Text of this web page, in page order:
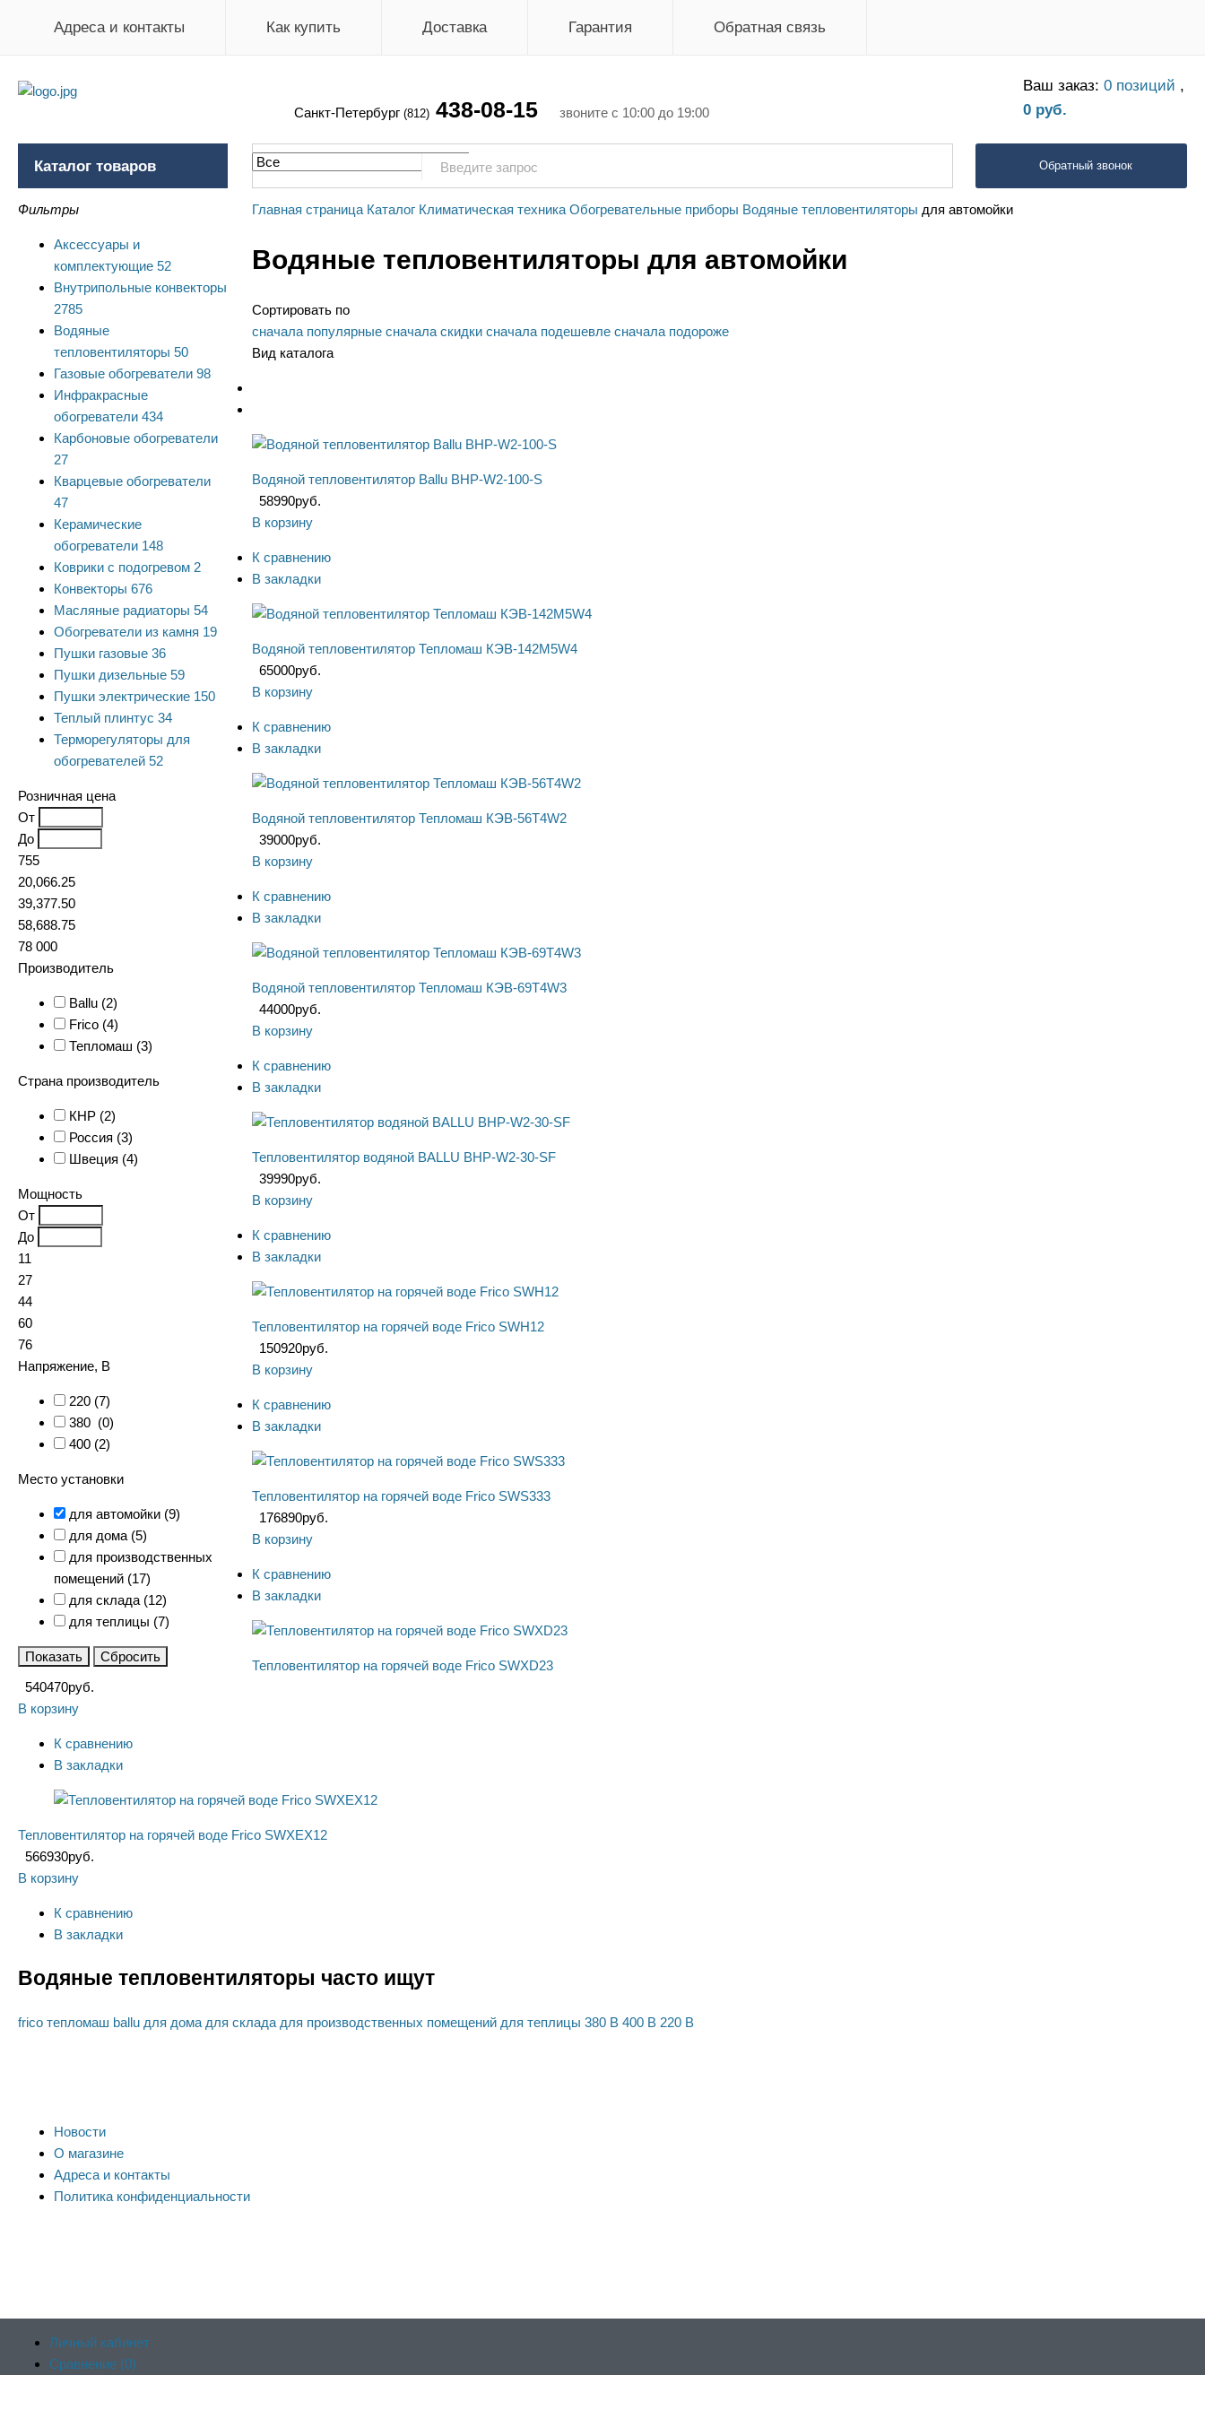
Адреса и контакты Как купить Доставка Гарантия Обратная связь
Санкт-Петербург (812) 438-08-15 звоните с 10:00 до 19:00
Ваш заказ: 0 позиций ,
0 руб.
Каталог товаров Обратный звонок
Фильтры
Аксессуары и
комплектующие 52
Внутрипольные конвекторы
2785
Водяные
тепловентиляторы 50
Газовые обогреватели 98
Инфракрасные
обогреватели 434
Карбоновые обогреватели
27
Кварцевые обогреватели
47
Керамические
обогреватели 148
Коврики с подогревом 2
Конвекторы 676
Масляные радиаторы 54
Обогреватели из камня 19
Пушки газовые 36
Пушки дизельные 59
Пушки электрические 150
Теплый плинтус 34
Терморегуляторы для
обогревателей 52
Розничная цена
От
До
755
20,066.25
39,377.50
58,688.75
78 000
Производитель
Ballu (2)
Frico (4)
Тепломаш (3)
Страна производитель
КНР (2)
Россия (3)
Швеция (4)
Мощность
От
До
11
27
44
60
76
Напряжение, В
220 (7)
380 (0)
400 (2)
Место установки
для автомойки (9)
для дома (5)
для производственных
помещений (17)
для склада (12)
для теплицы (7)
Показать Сбросить
Главная страница Каталог Климатическая техника Обогревательные приборы Водяные тепловентиляторы для автомойки
Водяные тепловентиляторы для автомойки
Сортировать по
сначала популярные сначала скидки сначала подешевле сначала подороже
Вид каталога
Водяной тепловентилятор Ballu BHP-W2-100-S
58990руб.
В корзину
К сравнению
В закладки
Водяной тепловентилятор Тепломаш КЭВ-142M5W4
65000руб.
В корзину
К сравнению
В закладки
Водяной тепловентилятор Тепломаш КЭВ-56Т4W2
39000руб.
В корзину
К сравнению
В закладки
Водяной тепловентилятор Тепломаш КЭВ-69Т4W3
44000руб.
В корзину
К сравнению
В закладки
Тепловентилятор водяной BALLU BHP-W2-30-SF
39990руб.
В корзину
К сравнению
В закладки
Тепловентилятор на горячей воде Frico SWH12
150920руб.
В корзину
К сравнению
В закладки
Тепловентилятор на горячей воде Frico SWS333
176890руб.
В корзину
К сравнению
В закладки
Тепловентилятор на горячей воде Frico SWXD23
540470руб.
В корзину
К сравнению
В закладки
Тепловентилятор на горячей воде Frico SWXEX12
566930руб.
В корзину
К сравнению
В закладки
Водяные тепловентиляторы часто ищут
frico тепломаш ballu для дома для склада для производственных помещений для теплицы 380 В 400 В 220 В
Новости
О магазине
Адреса и контакты
Политика конфиденциальности
Личный кабинет
Сравнение (0)